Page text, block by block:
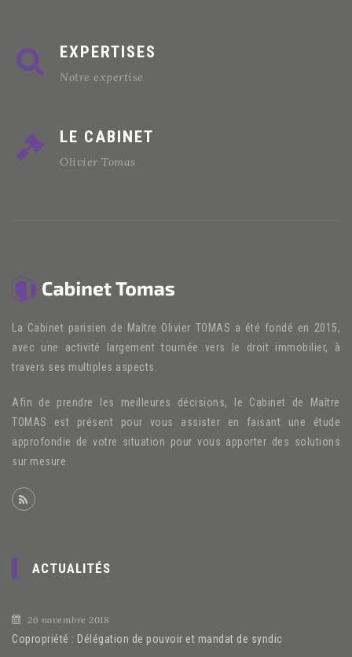
EXPERTISES
Notre expertise
LE CABINET
Olivier Tomas
La Cabinet parisien de Maître Olivier TOMAS a été fondé en 2015,
avec une activité largement tournée vers le droit immobilier, à
travers ses multiples aspects.
Afin de prendre les meilleures décisions, le Cabinet de Maître
TOMAS est présent pour vous assister en faisant une étude
approfondie de votre situation pour vous apporter des solutions
sur mesure.
ACTUALITÉS
26 novembre 2018
Copropriété : Délégation de pouvoir et mandat de syndic